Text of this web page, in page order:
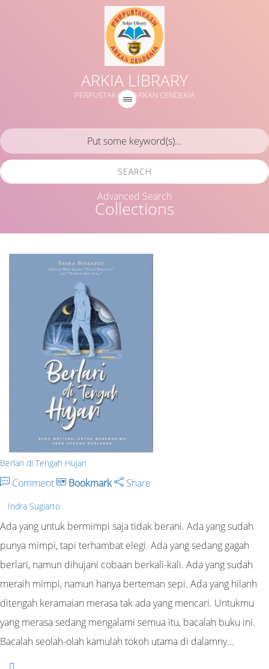
ARKIA LIBRARY
PERPUSTAKAAN ARKAN CENDEKIA
Collections
SEARCH
Advanced Search
Berlari di Tengah Hujan
Comment Bookmark Share
Indra Sugiarto
Ada yang untuk bermimpi saja tidak berani. Ada yang sudah
punya mimpi, tapi terhambat elegi. Ada yang sedang gagah
berlari, namun dihujani cobaan berkali-kali. Ada yang sudah
meraih mimpi, namun hanya berteman sepi. Ada yang hilanh
ditengah keramaian merasa tak ada yang mencari. Untukmu
yang merasa sedang mengalami semua itu, bacalah buku ini.
Bacalah seolah-olah kamulah tokoh utama di dalamny…